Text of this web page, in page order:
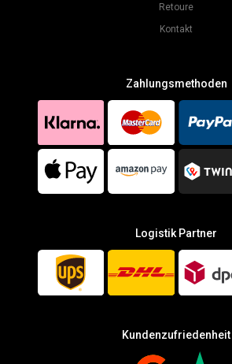
Retoure
Kontakt
Zahlungsmethoden
Logistik Partner
Kundenzufriedenheit